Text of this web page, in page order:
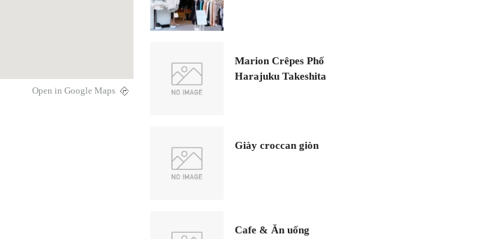
Open in Google Maps
Marion Crêpes Phố
Harajuku Takeshita
Giày croccan giòn
Cafe & Ăn uống